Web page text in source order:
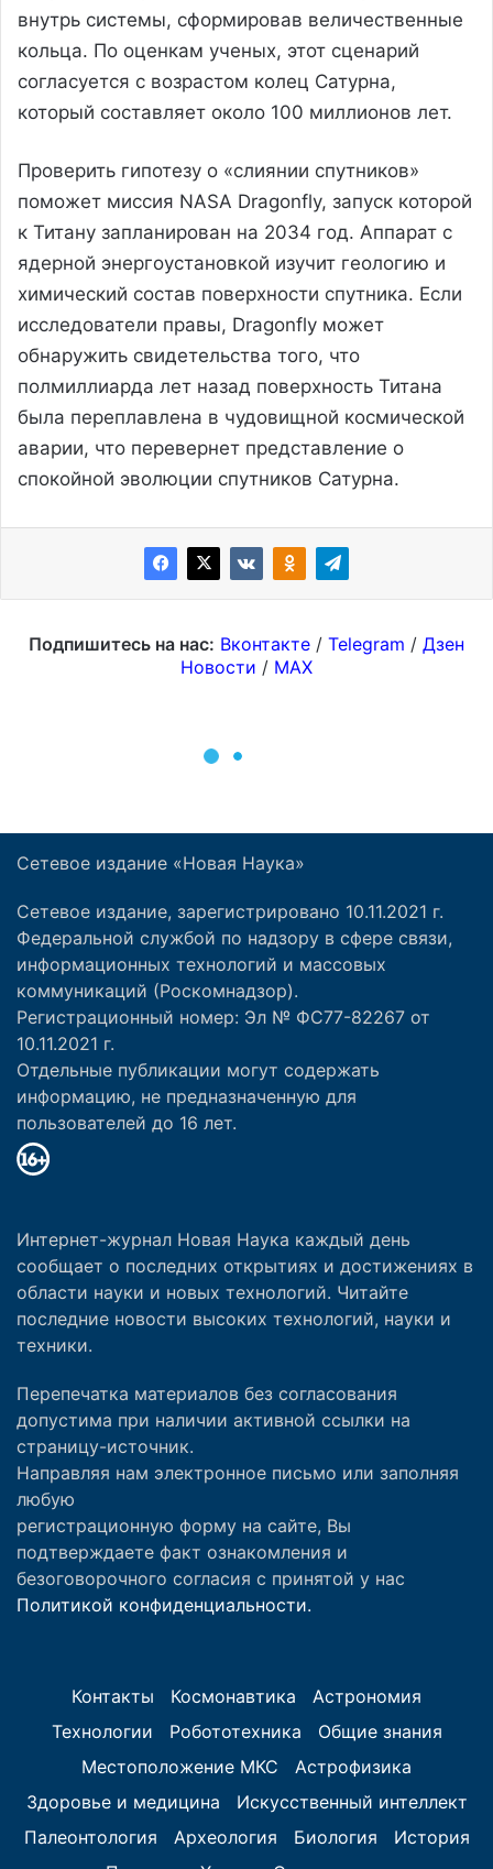
Сетевое издание «Новая Наука»
Сетевое издание, зарегистрировано 10.11.2021 г.
Федеральной службой по надзору в сфере связи,
информационных технологий и массовых
коммуникаций (Роскомнадзор).
Регистрационный номер: Эл № ФС77-82267 от
10.11.2021 г.
Отдельные публикации могут содержать
информацию, не предназначенную для
пользователей до 16 лет.
Интернет-журнал Новая Наука каждый день
сообщает о последних открытиях и достижениях в
области науки и новых технологий. Читайте
последние новости высоких технологий, науки и
техники.
Перепечатка материалов без согласования
допустима при наличии активной ссылки на
страницу-источник.
Направляя нам электронное письмо или заполняя
любую
регистрационную форму на сайте, Вы
подтверждаете факт ознакомления и
безоговорочного согласия с принятой у нас
Политикой конфиденциальности.
Контакты Космонавтика
Астрономия
Технологии
Робототехника
Общие знания
Местоположение МКС
Астрофизика
Здоровье и медицина
Искусственный интеллект
Палеонтология
Археология Биология
История